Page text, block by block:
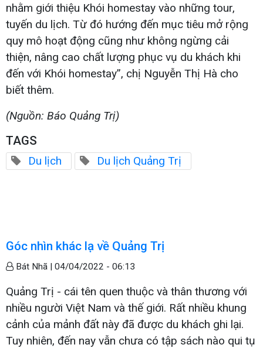
nhằm giới thiệu Khói homestay vào những tour,
tuyến du lịch. Từ đó hướng đến mục tiêu mở rộng
quy mô hoạt động cũng như không ngừng cải
thiện, nâng cao chất lượng phục vụ du khách khi
đến với Khói homestay”, chị Nguyễn Thị Hà cho
biết thêm.
(Nguồn: Báo Quảng Trị)
TAGS
Du lịch Du lịch Quảng Trị
Góc nhìn khác lạ về Quảng Trị
Bát Nhã | 04/04/2022 - 06:13
Quảng Trị - cái tên quen thuộc và thân thương với
nhiều người Việt Nam và thế giới. Rất nhiều khung
cảnh của mảnh đất này đã được du khách ghi lại.
Tuy nhiên, đến nay vẫn chưa có tập sách nào qui tụ